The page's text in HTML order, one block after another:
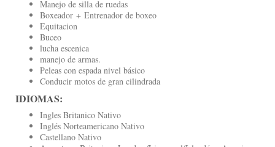
Manejo de silla de ruedas
Boxeador + Entrenador de boxeo
Equitacion
Buceo
lucha escenica
manejo de armas.
Peleas con espada nivel básico
Conducir motos de gran cilindrada
IDIOMAS:
Ingles Britanico Nativo
Inglés Norteamericano Nativo
Castellano Nativo